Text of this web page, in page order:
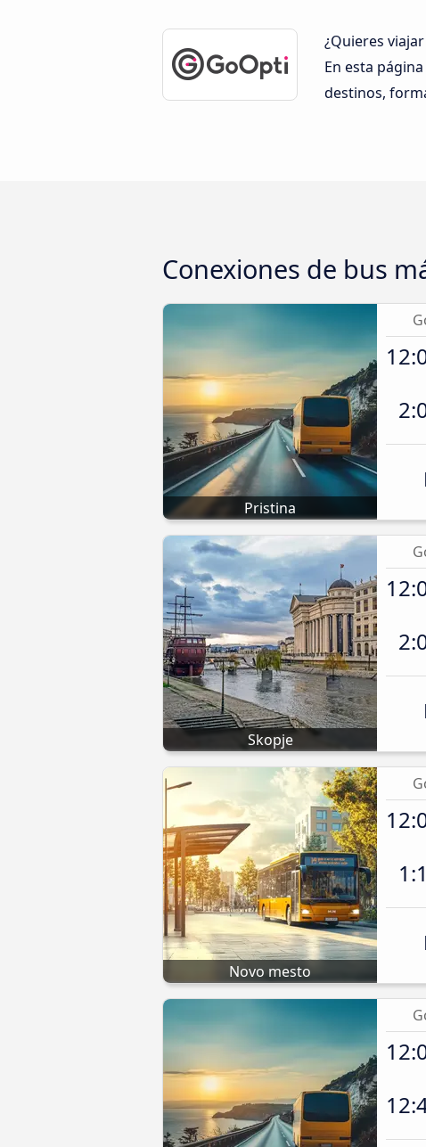
¿Quieres
En esta
destinos,
Conexiones de bus
Pristina
Skopje
Novo mesto